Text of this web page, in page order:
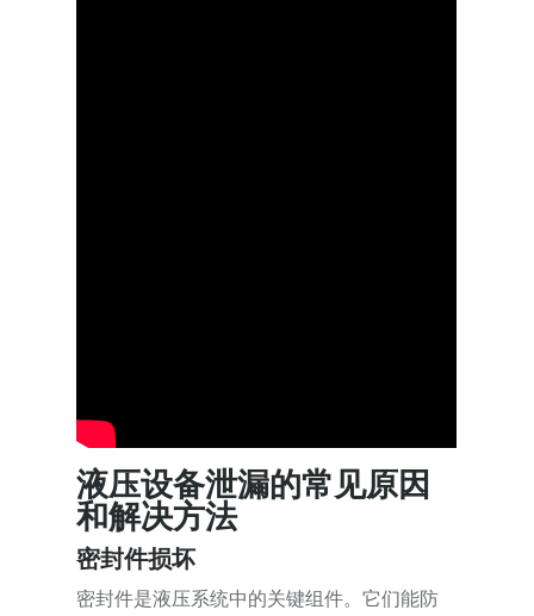
液压设备泄漏的常见原因
和解决方法
密封件损坏
密封件是液压系统中的关键组件。它们能防